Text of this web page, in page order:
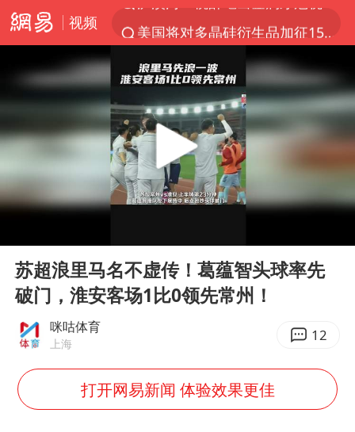
视频
改名后的“青海拉面”店
泰国校园枪击案死亡人数升至7人
1岁宝宝碰坏纸巾盒 宝妈被索赔924元
泰高官回应中国人在泰遭歧视：全面调查
女子开一天一夜空调后二氧化碳中毒
“空调24小时开着更省电”不实
公司“上四休三”但要降薪1000元
Play
苏超浪里马名不虚传！葛蕴智头球率先
破门，淮安客场1比0领先常州！
咪咕体育
上海 12
打开网易新闻 体验效果更佳